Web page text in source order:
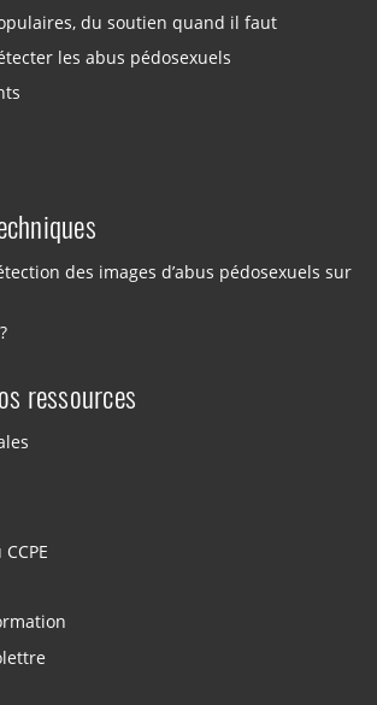
du soutien quand il faut
les abus pédosexuels
des images d’abus pédosexuels sur
ressources